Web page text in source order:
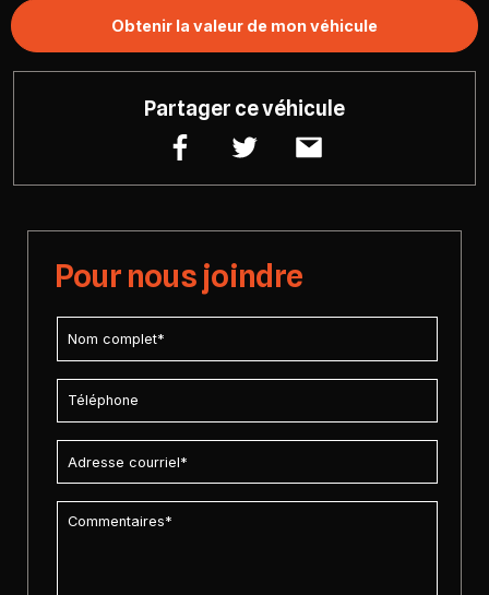
Obtenir la valeur de mon véhicule
Partager ce véhicule
Pour nous joindre